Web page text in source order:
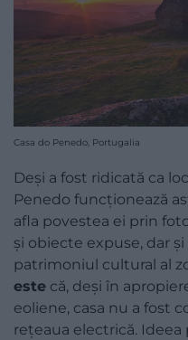
Casa do Penedo, Portugalia
Deși a fost ridicată ca
Penedo funcționează
afla povestea ei prin
și obiecte expuse, dar
patrimoniul cultural al
este că, deși în
eoliene, casa nu a fost
rețeaua electrică. Ideea